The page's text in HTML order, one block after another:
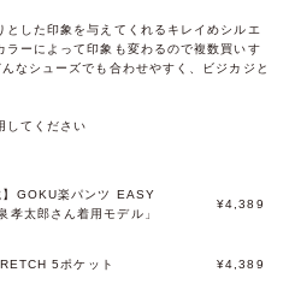
した印象を与えてくれるキレイめシルエ
ラーによって印象も変わるので複数買いす
なシューズでも合わせやすく、ビジカジと
してください
】GOKU楽パンツ EASY
太郎さん着用モデル」
¥4,389
5ポケット ¥4,389